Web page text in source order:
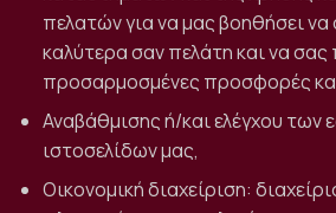
πελατών για να μας βοηθήσει
καλύτερα σαν πελάτη και να σας
προσαρμοσμένες προσφορές
Αναβάθμισης ή/και ελέγχου των
ιστοσελίδων μας,
Οικονομική διαχείριση: